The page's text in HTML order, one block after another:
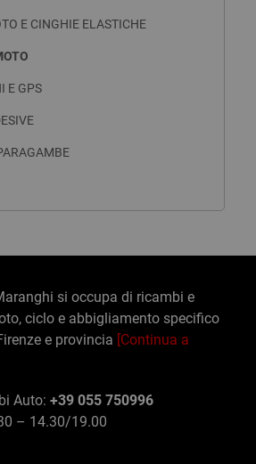
E CINGHIE ELASTICHE
E GPS
si occupa di ricambi e
ciclo e abbigliamento specifico
e provincia [Continua a
Auto: +39 055 750996
– 14.30/19.00